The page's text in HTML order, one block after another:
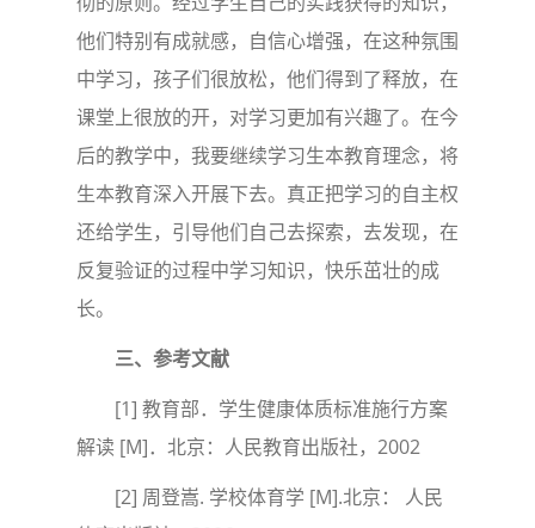
他们特别有成就感，自信心增强，在这种氛围
中学习，孩子们很放松，他们得到了释放，在
课堂上很放的开，对学习更加有兴趣了。在今
后的教学中，我要继续学习生本教育理念，将
生本教育深入开展下去。真正把学习的自主权
还给学生，引导他们自己去探索，去发现，在
反复验证的过程中学习知识，快乐茁壮的成
长。
三、参考文献
[1] 教育部．学生健康体质标准施行方案
解读 [M]．北京：人民教育出版社，2002
[2] 周登嵩. 学校体育学 [M].北京： 人民